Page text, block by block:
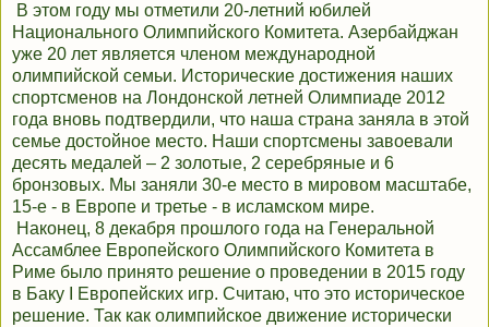
В этом году мы отметили 20-летний юбилей
Национального Олимпийского Комитета. Азербайджан
уже 20 лет является членом международной
олимпийской семьи. Исторические достижения наших
спортсменов на Лондонской летней Олимпиаде 2012
года вновь подтвердили, что наша страна заняла в этой
семье достойное место. Наши спортсмены завоевали
десять медалей – 2 золотые, 2 серебряные и 6
бронзовых. Мы заняли 30-е место в мировом масштабе,
15-е - в Европе и третье - в исламском мире.
Наконец, 8 декабря прошлого года на Генеральной
Ассамблее Европейского Олимпийского Комитета в
Риме было принято решение о проведении в 2015 году
в Баку I Европейских игр. Считаю, что это историческое
решение. Так как олимпийское движение исторически